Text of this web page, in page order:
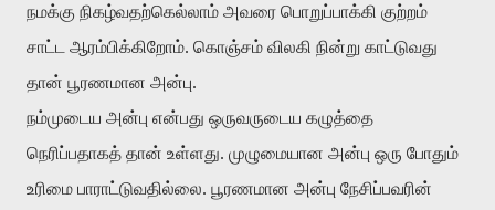
நமக்கு நிகழ்வதற்கெல்லாம் அவரை பொறுப்பாக்கி குற்றம்
சாட்ட
ஆரம்பிக்கிறோம். கொஞ்சம் விலகி நின்று காட்டுவது
தான் பூரணமான அன்பு.
நம்முடைய அன்பு என்பது ஒருவருடைய கழுத்தை
நெரிப்பதாகத் தான் உள்ளது. முழுமையான அன்பு ஒரு போதும்
உரிமை பாராட்டுவதில்லை. பூரணமான அன்பு நேசிப்பவரின்